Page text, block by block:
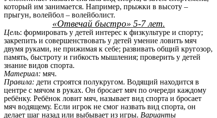
который им занимается. Например, прыжки в высоту –
прыгун, волейбол – волейболист.
«Отвечай быстро» 5-7 лет.
Цель: формировать у детей интерес к физкультуре и спорту;
закрепить и совершенствовать у детей умение ловить мяч
двумя руками, не прижимая к себе; развивать общий кругозор,
память, быстроту и гибкость мышления; проверить у детей
знание видов спорта.
Материал: мяч.
Правила: дети строятся полукругом. Водящий находится в
центре с мячом в руках. Он бросает мяч по очереди каждому
ребёнку. Ребёнок ловит мяч, называет вид спорта и бросает
мяч водящему. Если игрок не смог назвать вид спорта, он
делает шаг назад или выбывает из игры. Варианты